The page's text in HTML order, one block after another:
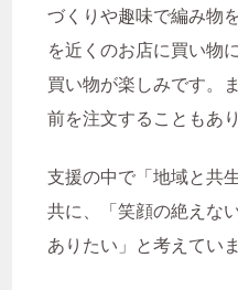
づくりや趣味で編み物
を近くのお店に買い物
買い物が楽しみです。
前を注文することもあ
支援の中で「地域と共
共に、「笑顔の絶えな
ありたい」と考えていま